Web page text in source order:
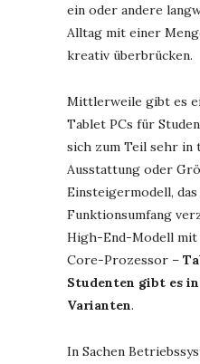
ein oder andere
Alltag mit einer
kreativ überbrücken.
Mittlerweile gibt es
Tablet PCs für
sich zum Teil sehr in
Ausstattung oder
Einsteigermodell,
Funktionsumfang
High-End-Modell mit
Core-Prozessor –
Studenten gibt es
Varianten.
In Sachen